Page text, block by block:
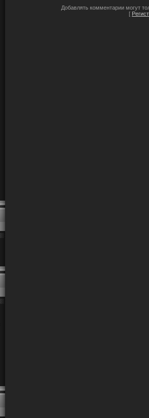
Добавлять комментарии могут
[